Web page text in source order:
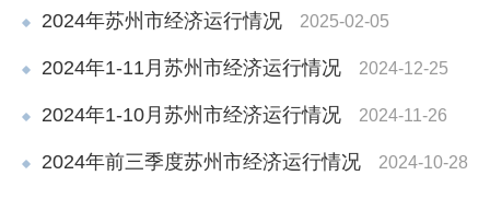
2024年苏州市经济运行情况 2025-02-05
2024年1-11月苏州市经济运行情况 2024-12-25
2024年1-10月苏州市经济运行情况 2024-11-26
2024年前三季度苏州市经济运行情况 2024-10-28